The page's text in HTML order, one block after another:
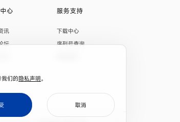
心
讯
坛
服务支持
下载中心
序列号查询
们的隐私声明。
取消
cookie setting